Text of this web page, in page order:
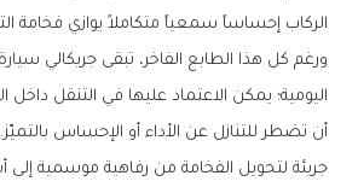
الركاب إحساساً سمعياً متكاملاً يوازي فخامة
ورغم كل هذا الطابع الفاخر، تبقى جريكالي
اليومية؛ يمكن الاعتماد عليها في التنقل داخل
أن تضطر للتنازل عن الأداء أو الإحساس بالتميّز.
جريئة لتحويل الفخامة من رفاهية موسمية إلى